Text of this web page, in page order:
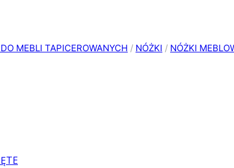
MEBLI TAPICEROWANYCH / NÓŻKI / NÓŻKI